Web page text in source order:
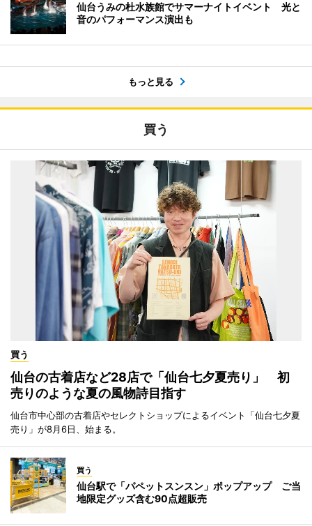
仙台うみの杜水族館でサマーナイトイベント 光と
音のパフォーマンス演出も
もっと見る
買う
買う
仙台の古着店など28店で「仙台七夕夏売り」 初
売りのような夏の風物詩目指す
仙台市中心部の古着店やセレクトショップによるイベント「仙台七夕夏
売り」が8月6日、始まる。
買う
仙台駅で「パペットスンスン」ポップアップ ご当
地限定グッズ含む90点超販売